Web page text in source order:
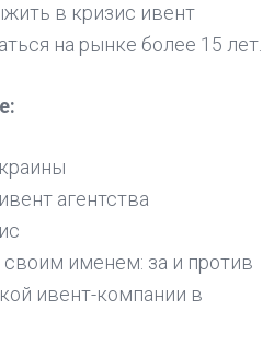
в кризис ивент
на рынке более 15 лет.
агентства
именем: за и против
ивент-компании в